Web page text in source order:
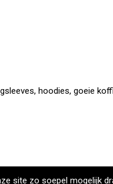
hoodies, goeie
site zo soepel mogelijk